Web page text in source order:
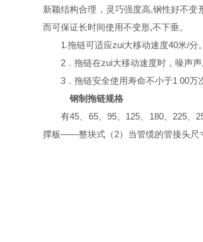
新颖结构合理，灵巧强度高,钢性好不
而可保证长时间使用不变形,不下垂。
1.拖链可适应zui大移动速度40米/分。
2．拖链在zui大移动速度时，噪声声
3．拖链安全使用寿命不小于1 00万
钢制拖链规格
有45、65、95、125、180、225
撑板——整块式（2）当管缆的管接头尺